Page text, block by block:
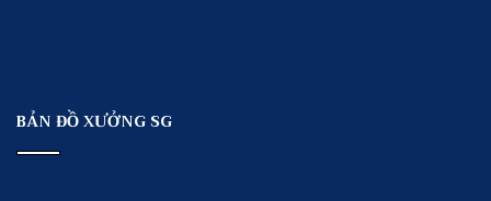
BẢN ĐỒ XƯỞNG SG